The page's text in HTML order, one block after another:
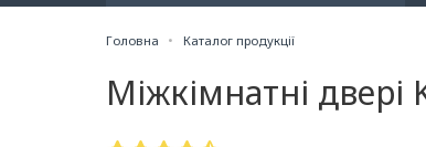
Головна Каталог продукції
Міжкімнатні